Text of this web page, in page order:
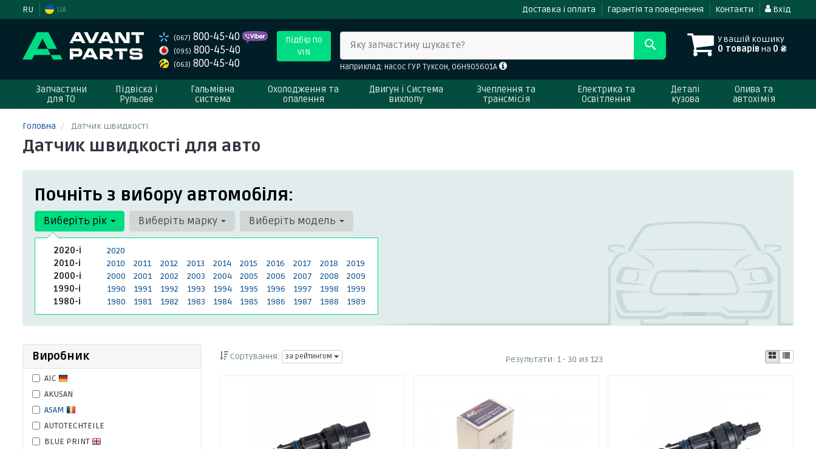
RU UA Доставка і оплата Гарантія та повернення Контакти Вхід
(067) 800-45-40
(095) 800-45-40
(063) 800-45-40
Підбір по
VIN
У вашій кошику
0 товарів на 0 ₴
Яку запчастину шукаєте?
Наприклад: насос ГУР Туксон, 06H905601A
Запчастини
для ТО
Підвіска і
Рульове
Гальмівна
система
Охолодження та
опалення
Двигун і Система
вихлопу
Зчеплення та
трансмісія
Електрика та
Освітлення
Деталі
кузова
Олива та
автохімія
Головна Датчик швидкості
Датчик швидкості для авто
Почніть з вибору автомобіля:
Виберіть рік
2020-і
2020
2010-і
2010 2011 2012 2013 2014 2015 2016 2017 2018
2019
2000-і
2000 2001 2002 2003 2004 2005 2006 2007 2008
2009
1990-і
1990 1991 1992 1993 1994 1995 1996 1997 1998
1999
1980-і
1980 1981 1982 1983 1984 1985 1986 1987 1988 1989
Виберіть марку Виберіть модель
Виробник
AIC
AKUSAN
ASAM
AUTOTECHTEILE
BLUE PRINT
Сортування: за рейтингом Результати: 1 - 30 из 123